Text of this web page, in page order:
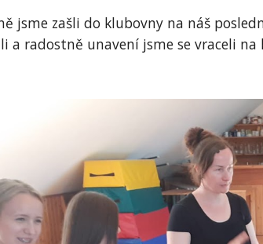
jsme zašli do klubovny na náš
a radostně unavení jsme se vraceli